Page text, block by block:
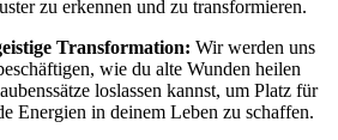
zu erkennen und zu transformieren.
Transformation: Wir werden uns
wie du alte Wunden heilen
loslassen kannst, um Platz für
Energien in deinem Leben zu schaffen.